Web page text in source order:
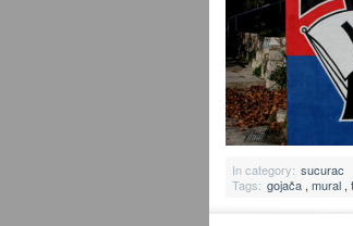
In category: sucurac
Tags: gojača , mural ,